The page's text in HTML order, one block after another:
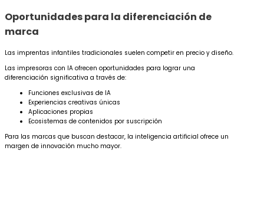
Oportunidades para la diferenciación de
marca
Las imprentas infantiles tradicionales suelen competir en precio y diseño.
Las impresoras con IA ofrecen oportunidades para lograr una
diferenciación significativa a través de:
Funciones exclusivas de IA
Experiencias creativas únicas
Aplicaciones propias
Ecosistemas de contenidos por suscripción
Para las marcas que buscan destacar, la inteligencia artificial ofrece un
margen de innovación mucho mayor.